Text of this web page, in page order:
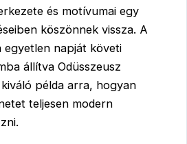
és motívumai egy
köszönnek vissza. A
egyetlen napját követi
állítva Odüsszeusz
példa arra, hogyan
teljesen modern